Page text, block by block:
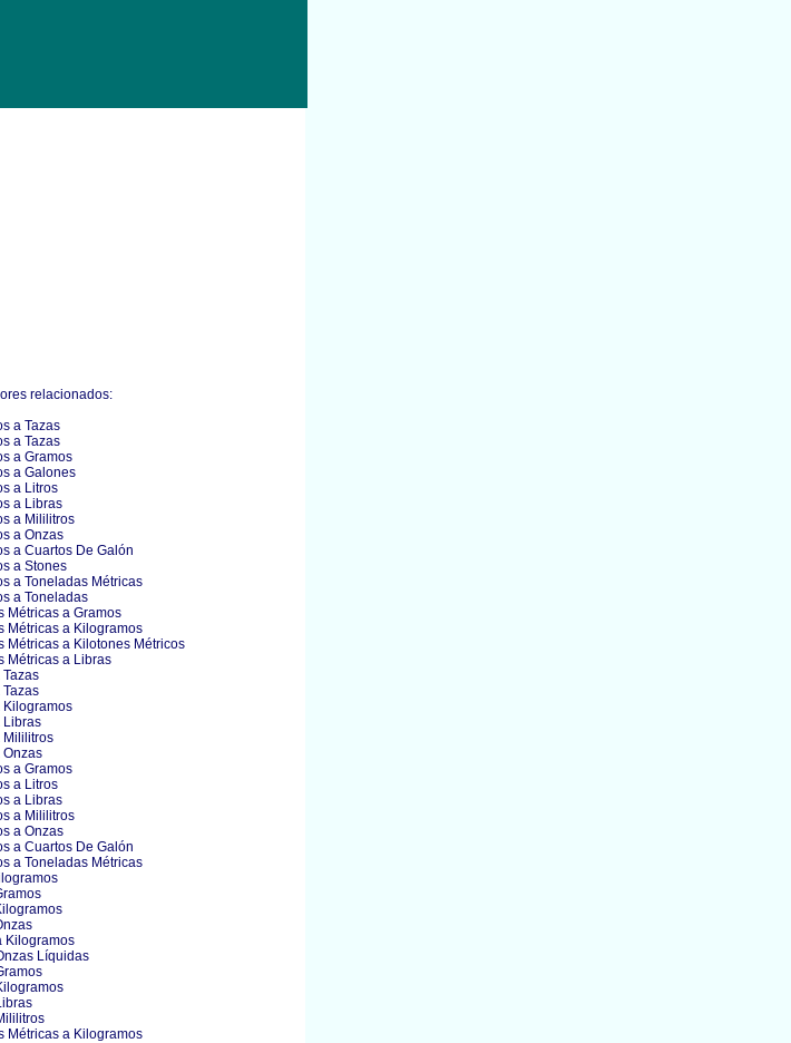
relacionados:
a Tazas
a Tazas
a Gramos
a Galones
a Litros
a Libras
a Mililitros
a Onzas
a Cuartos De Galón
a Stones
a Toneladas Métricas
a Toneladas
Métricas a Gramos
Métricas a Kilogramos
Métricas a Kilotones Métricos
Métricas a Libras
Kilogramos
Libras
Mililitros
Onzas
a Gramos
a Litros
a Libras
a Mililitros
a Onzas
a Cuartos De Galón
a Toneladas Métricas
Kilogramos
Líquidas
Métricas a Kilogramos